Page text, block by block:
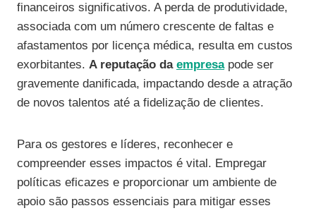
financeiros significativos. A perda de produtividade,
associada com um número crescente de faltas e
afastamentos por licença médica, resulta em custos
exorbitantes. A reputação da empresapode ser
gravemente danificada, impactando desde a atração
de novos talentos até a fidelização de clientes.
Para os gestores e líderes, reconhecer e
compreender esses impactos é vital. Empregar
políticas eficazes e proporcionar um ambiente de
apoio são passos essenciais para mitigar esses